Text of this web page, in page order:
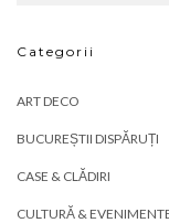
Categorii
ART DECO
BUCUREȘTII DISPĂRUȚI
CASE & CLĂDIRI
CULTURĂ &